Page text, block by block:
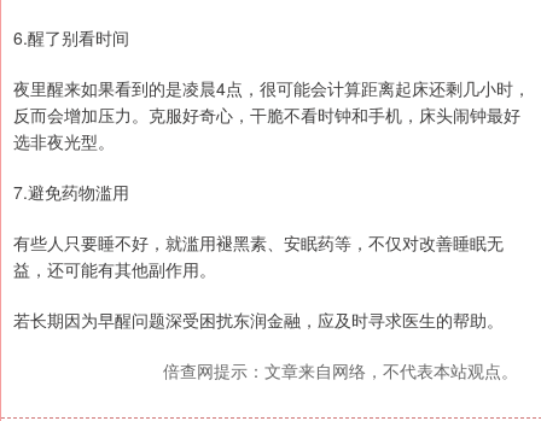
6.醒了别看时间
夜里醒来如果看到的是凌晨4点，很可能会计算距离起床还剩几小时，
反而会增加压力。克服好奇心，干脆不看时钟和手机，床头闹钟最好
选非夜光型。
7.避免药物滥用
有些人只要睡不好，就滥用褪黑素、安眠药等，不仅对改善睡眠无
益，还可能有其他副作用。
若长期因为早醒问题深受困扰东润金融，应及时寻求医生的帮助。
倍查网提示：文章来自网络，不代表本站观点。